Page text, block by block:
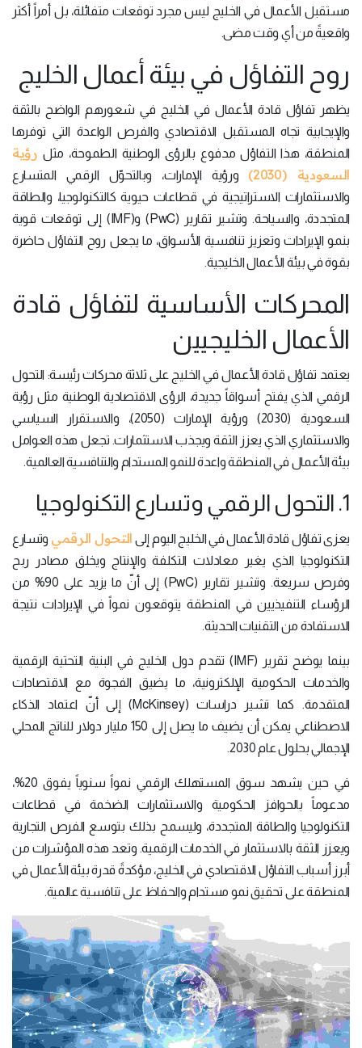
مستقبل الأعمال في الخليج ليس مجرد توقعات متفائلة، بل أمراً أكثر
واقعيةً من أي وقت مضى.
روح التفاؤل في بيئة أعمال الخليج
يظهر تفاؤل قادة الأعمال في الخليج في شعورهم الواضح بالثقة
والإيجابية تجاه المستقبل الاقتصادي والفرص الواعدة التي توفرها
المنطقة، هذا التفاؤل مدفوع بالرؤى الوطنية الطموحة، مثل رؤية
السعودية (2030)
ورؤية الإمارات، وبالتحوّل الرقمي المتسارع
والاستثمارات الاستراتيجية في قطاعات حيوية كالتكنولوجيا، والطاقة
المتجددة، والسياحة. وتشير تقارير (PwC) و(IMF) إلى توقعات قوية
بنمو الإيرادات وتعزيز تنافسية الأسواق، ما يجعل روح التفاؤل حاضرة
بقوة في بيئة الأعمال الخليجية.
المحركات الأساسية لتفاؤل قادة
الأعمال الخليجيين
يعتمد تفاؤل قادة الأعمال في الخليج على ثلاثة محركات رئيسة: التحول
الرقمي الذي يفتح أسواقاً جديدة، الرؤى الاقتصادية الوطنية مثل رؤية
السعودية (2030) ورؤية الإمارات (2050)، والاستقرار السياسي
والاستثماري الذي يعزز الثقة ويجذب الاستثمارات. تجعل هذه العوامل
بيئة الأعمال في المنطقة واعدة للنمو المستدام والتنافسية العالمية.
1. التحول الرقمي وتسارع التكنولوجيا
يعزى تفاؤل قادة الأعمال في الخليج اليوم إلى التحول الرقمي وتسارع
التكنولوجيا الذي يغير معادلات التكلفة والإنتاج ويخلق مصادر ربح
وفرص سريعة. وتشير تقارير (PwC) إلى أنّ ما يزيد على 90% من
الرؤساء التنفيذيين في المنطقة يتوقعون نمواً في الإيرادات نتيجة
الاستفادة من التقنيات الحديثة.
بينما يوضح تقرير (IMF) تقدم دول الخليج في البنية التحتية الرقمية
والخدمات الحكومية الإلكترونية، ما يضيق الفجوة مع الاقتصادات
المتقدمة. كما تشير دراسات (McKinsey) إلى أنّ اعتماد الذكاء
الاصطناعي يمكن أن يضيف ما يصل إلى 150 مليار دولار للناتج المحلي
الإجمالي بحلول عام 2030.
في حين يشهد سوق المستهلك الرقمي نمواً سنوياً يفوق 20%،
مدعوماً بالحوافز الحكومية والاستثمارات الضخمة في قطاعات
التكنولوجيا والطاقة المتجددة، وليسمح بذلك بتوسع الفرص التجارية
ويعزز الثقة بالاستثمار في الخدمات الرقمية. وتعد هذه المؤشرات من
أبرز أسباب التفاؤل الاقتصادي في الخليج، مؤكدةً قدرة بيئة الأعمال في
المنطقة على تحقيق نمو مستدام والحفاظ على تنافسية عالمية.